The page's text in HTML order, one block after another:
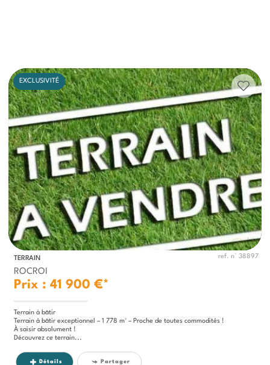
EXCLUSIVITÉ
TERRAIN ref. n° 38897
ROCROI
Prix : 41 900 €*
Terrain à bâtir
Terrain à bâtir exceptionnel – 1 778 m² – Proche de toutes commodités !
À saisir absolument !
Découvrez ce terrain...
Détails Partager